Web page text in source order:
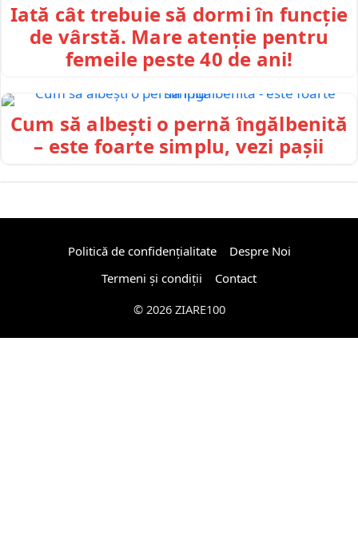
Iată cât trebuie să dormi în funcție
de vârstă. Mare atenție pentru
femeile peste 40 de ani!
Cum să albești o pernă îngălbenită
– este foarte simplu, vezi pașii
Politică de confidențialitate
Despre Noi
Termeni și condiții
Contact
© 2026 ZIARE100